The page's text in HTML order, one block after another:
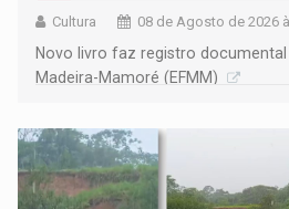
Cultura 08 de Agosto de 2026
Novo livro faz registro documental
Madeira-Mamoré (EFMM)